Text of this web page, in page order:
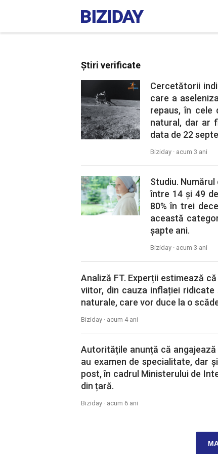
Știri verificate
Cercetătorii
care a
repaus, în cele
natural, dar ar
data de 22
Biziday · acum 3 ani
Studiu.
între 14 și 49
80% în trei
această
şapte ani.
Biziday · acum 3 ani
Analiză FT. Experții estimează
viitor, din cauza inflației
naturale, care vor duce la o
Biziday · acum 4 ani
Autoritățile anunță că
au examen de specialitate, dar
post, în cadrul Ministerului de
din țară.
Biziday · acum 6 ani